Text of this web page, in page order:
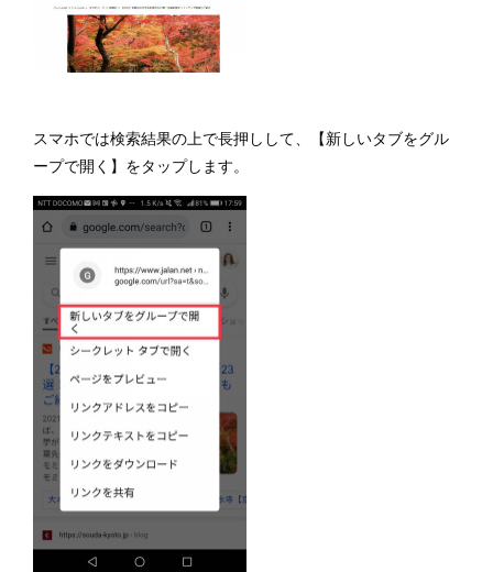
スマホでは検索結果の上で長押しして、【新しいタブをグル
ープで開く】をタップします。